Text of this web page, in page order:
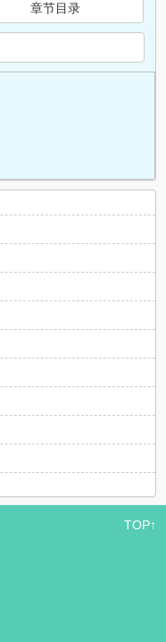
章节目录
TOP↑